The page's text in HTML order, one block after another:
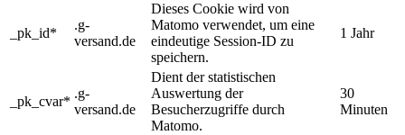
_pk_id*
.g-
versand.de
Dieses Cookie wird von
Matomo verwendet, um eine
eindeutige Session-ID zu
speichern.
1 Jahr
_pk_cvar*
.g-
versand.de
Dient der statistischen
Auswertung der
Besucherzugriffe durch
Matomo.
30
Minuten